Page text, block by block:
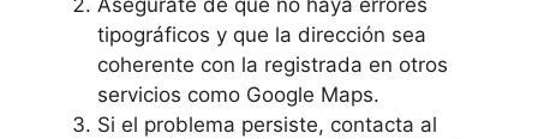
Asegúrate de que no haya errores
tipográficos y que la dirección sea
coherente con la registrada en otros
servicios como Google Maps.
Si el problema persiste, contacta al